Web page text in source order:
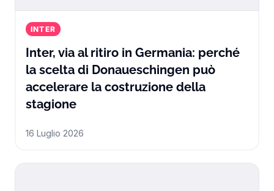
INTER
Inter, via al ritiro in Germania: perché
la scelta di Donaueschingen può
accelerare la costruzione della
stagioneInter, via al ritiro in Germania:
16 Luglio 2026